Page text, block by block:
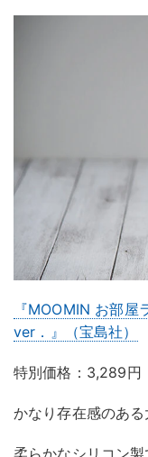
『MOOMIN お部屋
ver．』（宝島社）
特別価格：3,289円
かなり存在感のあ
柔らかなシリコン製